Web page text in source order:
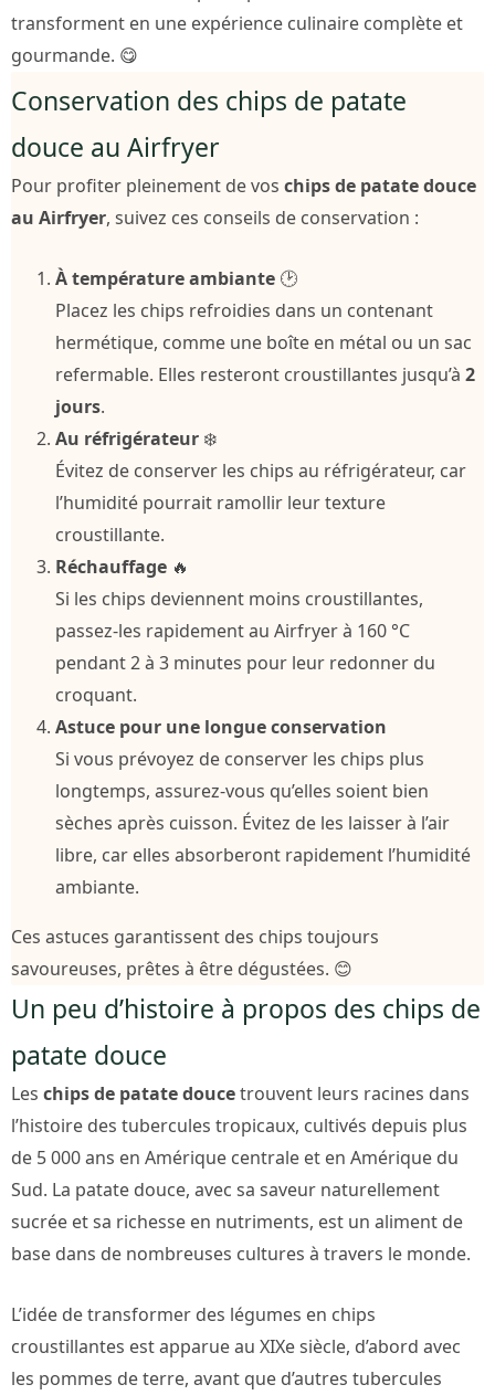
transforment en une expérience culinaire complète et
gourmande. 😋
Conservation des chips de patate
douce au Airfryer
Pour profiter pleinement de vos chips de patate douce
au Airfryer, suivez ces conseils de conservation :
À température ambiante 🕑
Placez les chips refroidies dans un contenant
hermétique, comme une boîte en métal ou un sac
refermable. Elles resteront croustillantes jusqu’à 2
jours.
Au réfrigérateur ❄️
Évitez de conserver les chips au réfrigérateur, car
l’humidité pourrait ramollir leur texture
croustillante.
Réchauffage 🔥
Si les chips deviennent moins croustillantes,
passez-les rapidement au Airfryer à 160 °C
pendant 2 à 3 minutes pour leur redonner du
croquant.
Astuce pour une longue conservation
Si vous prévoyez de conserver les chips plus
longtemps, assurez-vous qu’elles soient bien
sèches après cuisson. Évitez de les laisser à l’air
libre, car elles absorberont rapidement l’humidité
ambiante.
Ces astuces garantissent des chips toujours
savoureuses, prêtes à être dégustées. 😊
Un peu d’histoire à propos des chips de
patate douce
Les chips de patate doucetrouvent leurs racines dans
l’histoire des tubercules tropicaux, cultivés depuis plus
de 5 000 ans en Amérique centrale et en Amérique du
Sud. La patate douce, avec sa saveur naturellement
sucrée et sa richesse en nutriments, est un aliment de
base dans de nombreuses cultures à travers le monde.
L’idée de transformer des légumes en chips
croustillantes est apparue au XIXe siècle, d’abord avec
les pommes de terre, avant que d’autres tubercules